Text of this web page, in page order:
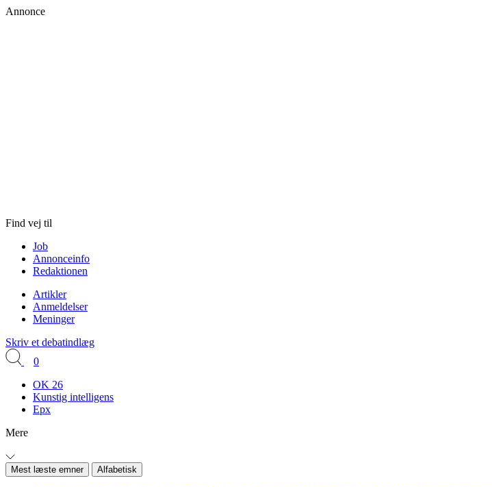
Annonce
Find vej til
Job
Annonceinfo
Redaktionen
Artikler
Anmeldelser
Meninger
Skriv et debatindlæg
0
OK 26
Kunstig intelligens
Epx
Mere
Mest læste emner Alfabetisk